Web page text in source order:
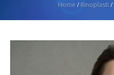
Home / Rinoplasti /